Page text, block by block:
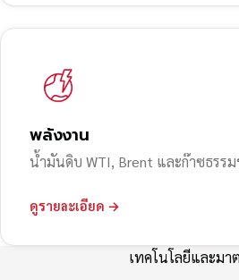
พลังงาน
น้ำมันดิบ WTI, Brent และก๊าซธรร
ดูรายละเอียด →
เทคโนโลยีและมา